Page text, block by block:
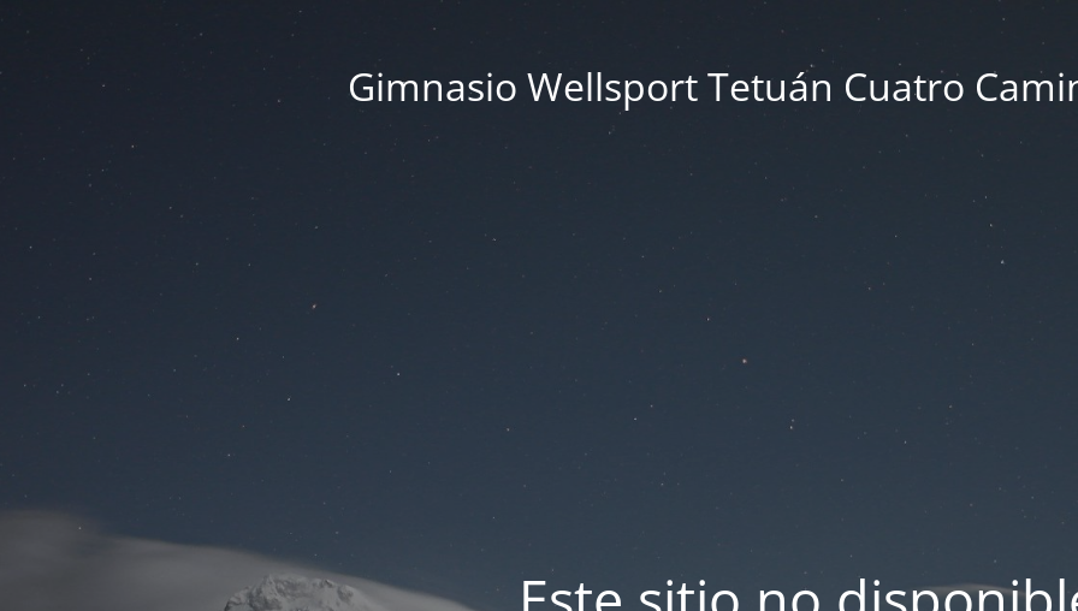
Gimnasio Wellsport Tetuán Cuatro